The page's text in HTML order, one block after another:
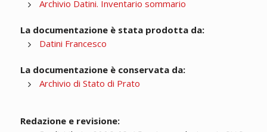
Archivio Datini. Inventario sommario
La documentazione è stata prodotta da:
Datini Francesco
La documentazione è conservata da:
Archivio di Stato di Prato
Redazione e revisione: